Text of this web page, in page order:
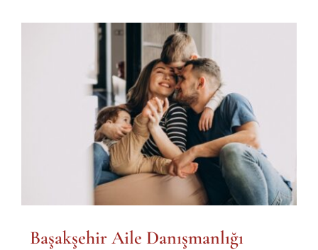
Başakşehir Aile Danışmanlığı